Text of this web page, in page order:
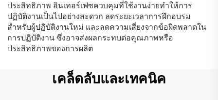
ประสิทธิภาพ อินเทอร์เฟซควบคุมที่ใช้งานง่ายทำให้การ
ปฏิบัติงานเป็นไปอย่างสะดวก ลดระยะเวลาการฝึกอบรม
สำหรับผู้ปฏิบัติงานใหม่ และลดความเสี่ยงจากข้อผิดพลาดใน
การปฏิบัติงาน ซึ่งอาจส่งผลกระทบต่อคุณภาพหรือ
ประสิทธิภาพของการผลิต
เคล็ดลับและเทคนิค